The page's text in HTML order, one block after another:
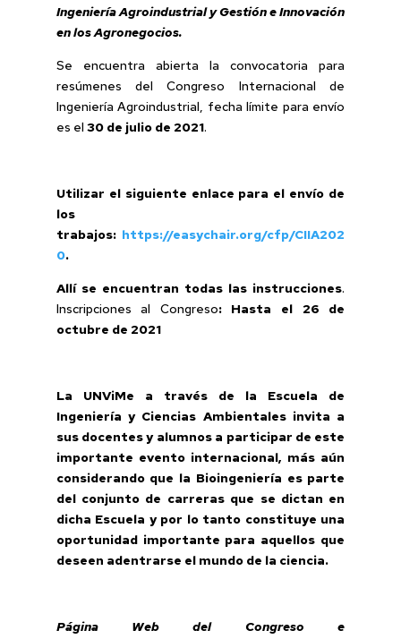
Ingeniería Agroindustrial y Gestión e Innovación
en los Agronegocios.
Se encuentra abierta la convocatoria para
resúmenes del Congreso Internacional de
Ingeniería Agroindustrial, fecha límite para envío
es el 30 de julio de 2021.
Utilizar el siguiente enlace para el envío de
los
trabajos: https://easychair.org/cfp/CIIA202
0.
Allí se encuentran todas las instrucciones.
Inscripciones al Congreso: Hasta el 26 de
octubre de 2021
La UNViMe a través de la Escuela de
Ingeniería y Ciencias Ambientales invita a
sus docentes y alumnos a participar de este
importante evento internacional, más aún
considerando que la Bioingeniería es parte
del conjunto de carreras que se dictan en
dicha Escuela y por lo tanto constituye una
oportunidad importante para aquellos que
deseen adentrarse el mundo de la ciencia.
Página Web del Congreso e